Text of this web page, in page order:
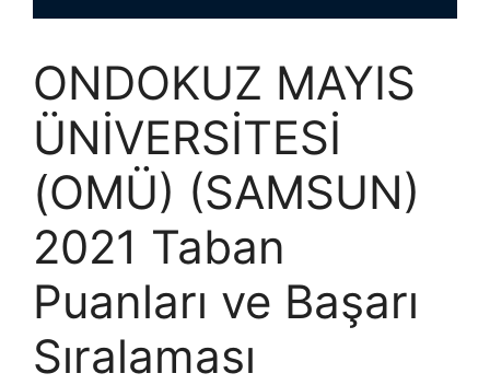
ONDOKUZ MAYIS
ÜNİVERSİTESİ
(OMÜ) (SAMSUN)
2021 Taban
Puanları ve Başarı
Sıralaması